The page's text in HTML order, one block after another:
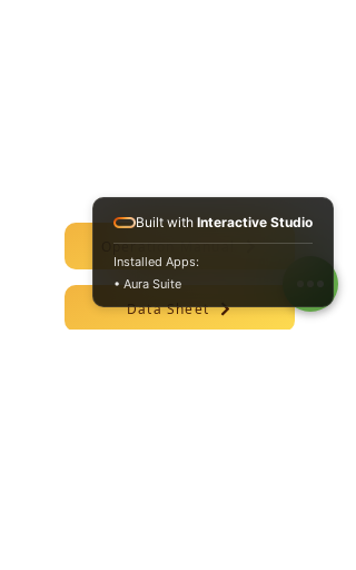
Operation Manual
Data Sheet
Built with Interactive Studio
Installed Apps:
• Aura Suite